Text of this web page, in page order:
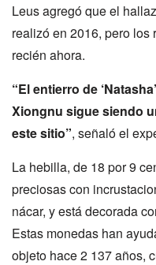
Leus agregó que el
realizó en 2016, pero
recién ahora.
“El entierro de
Xiongnu sigue siendo
este sitio”, señaló el
La hebilla, de 18 por 9
preciosas con
nácar, y está decorada
Estas monedas han
objeto hace 2 137 años,